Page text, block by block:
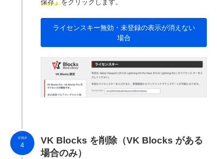
保存」をクリックします。
ライセンスキー無効・未登録の表示が消えない
場合
VK Blocks を削除（VK Blocks がある
場合のみ）
STEP
4